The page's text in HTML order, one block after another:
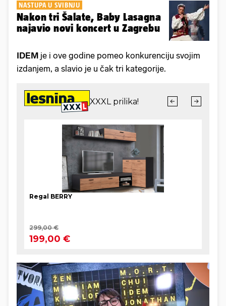
NASTUPA U SVIBNJU
Nakon tri Šalate, Baby Lasagna
najavio novi koncert u Zagrebu
IDEM je i ove godine pomeo konkurenciju svojim
izdanjem, a slavio je u čak tri kategorije.